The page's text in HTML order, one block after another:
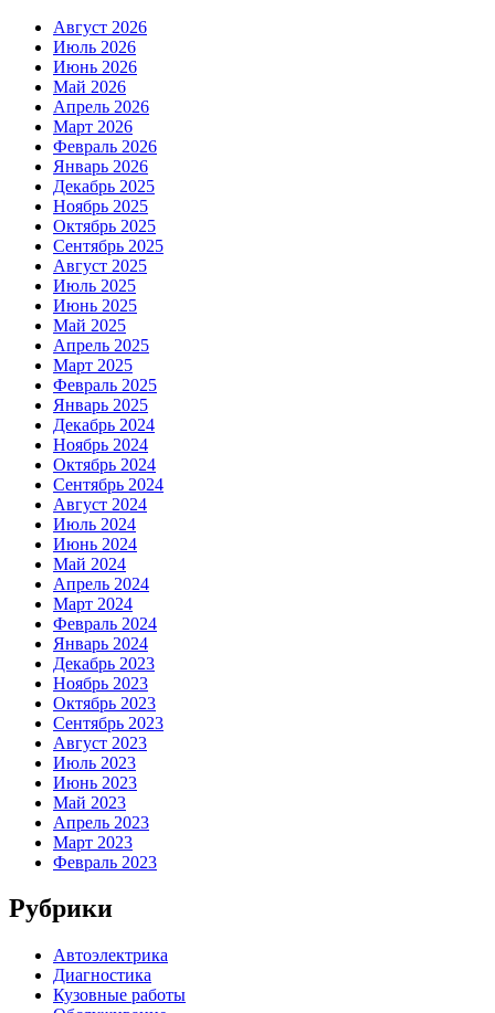
Август 2026
Июль 2026
Июнь 2026
Май 2026
Апрель 2026
Март 2026
Февраль 2026
Январь 2026
Декабрь 2025
Ноябрь 2025
Октябрь 2025
Сентябрь 2025
Август 2025
Июль 2025
Июнь 2025
Май 2025
Апрель 2025
Март 2025
Февраль 2025
Январь 2025
Декабрь 2024
Ноябрь 2024
Октябрь 2024
Сентябрь 2024
Август 2024
Июль 2024
Июнь 2024
Май 2024
Апрель 2024
Март 2024
Февраль 2024
Январь 2024
Декабрь 2023
Ноябрь 2023
Октябрь 2023
Сентябрь 2023
Август 2023
Июль 2023
Июнь 2023
Май 2023
Апрель 2023
Март 2023
Февраль 2023
Рубрики
Автоэлектрика
Диагностика
Кузовные работы